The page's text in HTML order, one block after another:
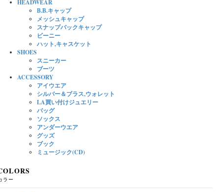
HEADWEAR
B.B.キャップ
メッシュキャップ
スナップバックキャップ
ビーニー
ハット,キャスケット
SHOES
スニーカー
ブーツ
ACCESSORY
アイウエア
シルバー＆ブラス,ウォレット
LA買い付けジュエリー
バッグ
ソックス
アンダーウエア
グッズ
ブック
ミュージック(CD)
ラー